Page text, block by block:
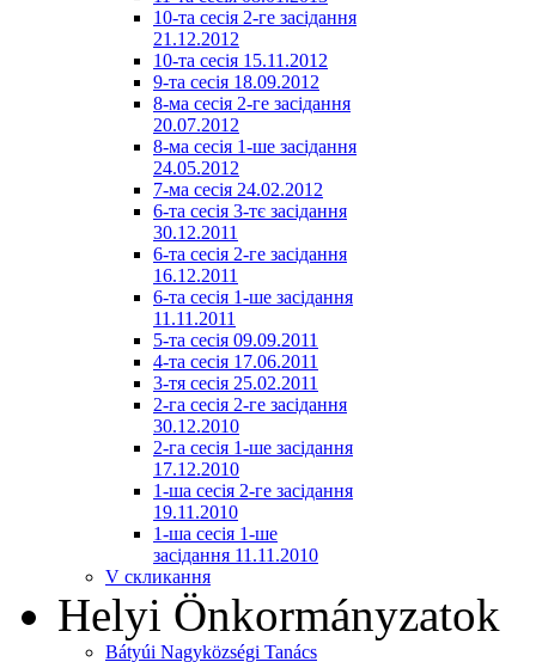
10-та сесія 2-ге засідання
21.12.2012
10-та сесія 15.11.2012
9-та сесія 18.09.2012
8-ма сесія 2-ге засідання
20.07.2012
8-ма сесія 1-ше засідання
24.05.2012
7-ма сесія 24.02.2012
6-та сесія 3-тє засідання
30.12.2011
6-та сесія 2-ге засідання
16.12.2011
6-та сесія 1-ше засідання
11.11.2011
5-та сесія 09.09.2011
4-та сесія 17.06.2011
3-тя сесія 25.02.2011
2-га сесія 2-ге засідання
30.12.2010
2-га сесія 1-ше засідання
17.12.2010
1-ша сесія 2-ге засідання
19.11.2010
1-ша сесія 1-ше
засідання 11.11.2010
V скликання
Helyi Önkormányzatok
Bátyúi Nagyközségi Tanács